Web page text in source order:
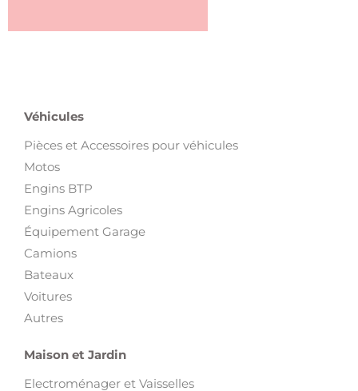
Motos
Engins BTP
Engins Agricoles
Équipement Garage
Camions
Bateaux
Voitures
Autres
Jardin et Outils de bricolage
Meubles et Décoration